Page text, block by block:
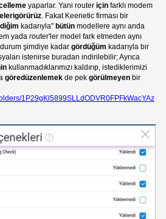
yaparlar. Yani router için farklı modem
. Fakat Keenetic firması bir
kadarıyla" bütün modellere aynı anda
yada router'ler model fark etmeden aynı
şimdiye kadar gördüğüm kadarıyla bir
istenirse buradan indirilebilir; Ayrıca
kullanmadıklarımızı kaldırıp, istediklerimizi
göredüzenlemek de pek görülmeyen bir
1P29gKl5899SLLdODVR0FPFkWacYAz